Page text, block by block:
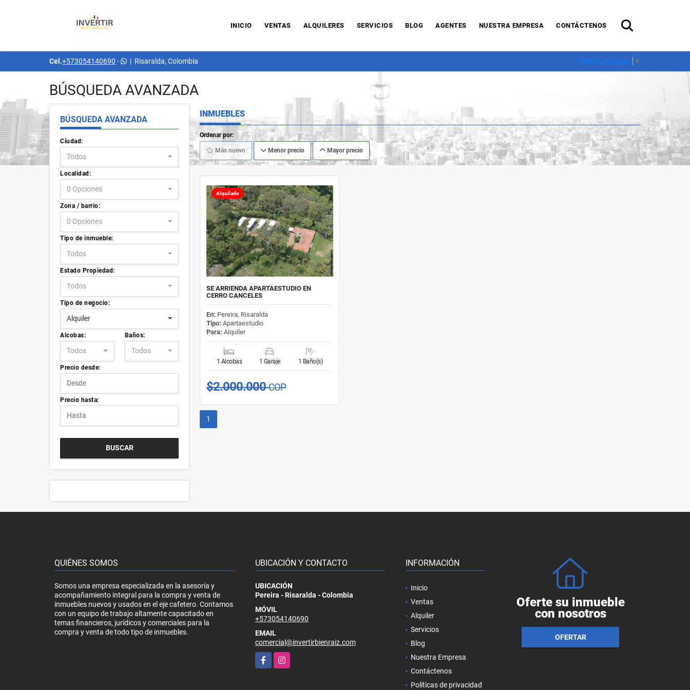
INICIO VENTAS ALQUILERES SERVICIOS BLOG AGENTES NUESTRA EMPRESA CONTÁCTENOS
Cel.+573054140690 - | Risaralda, Colombia Select Language ▼
BÚSQUEDA AVANZADA
BÚSQUEDA AVANZADA
Ciudad:
Todos
Localidad:
0 Opciones
Zona / barrio:
0 Opciones
Tipo de inmueble:
Todos
Estado Propiedad:
Todos
Tipo de negocio:
Alquiler
Alcobas:
Todos
Baños:
Todos
Precio desde:
Precio hasta:
BUSCAR
INMUEBLES
Ordenar por:
Más nuevo Menor precio Mayor precio
Alquilado
SE ARRIENDA APARTAESTUDIO EN
CERRO CANCELES
En: Pereira, Risaralda
Tipo: Apartaestudio
Para: Alquiler
1 Alcobas 1 Garaje 1 Baño(s)
$2.000.000COP
1
QUIÉNES SOMOS
Somos una empresa especializada en la asesoría y
acompañamiento integral para la compra y venta de
inmuebles nuevos y usados en el eje cafetero. Contamos
con un equipo de trabajo altamente capacitado en
temas financieros, jurídicos y comerciales para la
compra y venta de todo tipo de inmuebles.
UBICACIÓN Y CONTACTO
UBICACIÓN
Pereira - Risaralda - Colombia
MÓVIL
+573054140690
EMAIL
comercial@invertirbienraiz.com
FacebookInstagram
INFORMACIÓN
Inicio
Ventas
Alquiler
Servicios
Blog
Nuestra Empresa
Contáctenos
Políticas de privacidad
Oferte su inmueble
con nosotros
OFERTAR